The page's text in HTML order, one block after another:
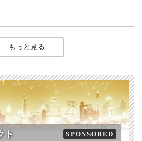
もっと見る
ト SPONSORED